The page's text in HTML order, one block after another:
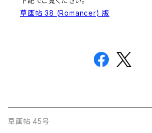
草画帖 38 (Romancer) 版
草画帖 45号